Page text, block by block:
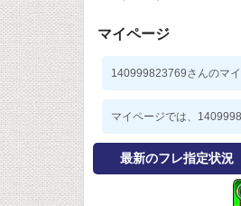
マイページ
140999823769さんのマ
マイページでは、
最新のフレ指定状況